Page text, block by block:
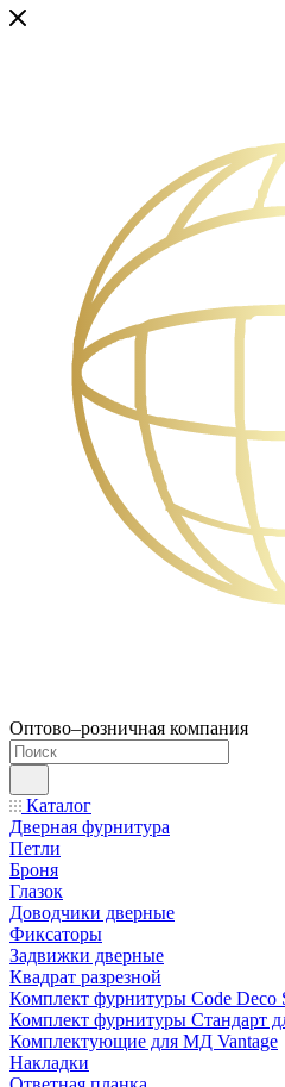
Оптово–розничная компания
Каталог
Дверная фурнитура
Петли
Броня
Глазок
Доводчики дверные
Фиксаторы
Задвижки дверные
Квадрат разрезной
Комплект фурнитуры Code
Комплект фурнитуры Стандарт
Комплектующие для МД Vantage
Накладки